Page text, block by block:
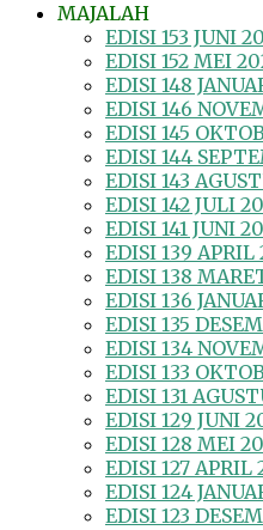
MAJALAH
EDISI 153 JUNI
EDISI 152 MEI
EDISI 148
EDISI 146
EDISI 145
EDISI 144
EDISI 143
EDISI 142 JULI
EDISI 141 JUNI
EDISI 139 APRIL
EDISI 138
EDISI 136
EDISI 135
EDISI 134
EDISI 133
EDISI 131
EDISI 129 JUNI
EDISI 128 MEI
EDISI 127 APRIL
EDISI 124
EDISI 123